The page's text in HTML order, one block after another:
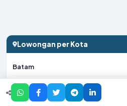
Lowongan per Kota
Batam
Bekasi